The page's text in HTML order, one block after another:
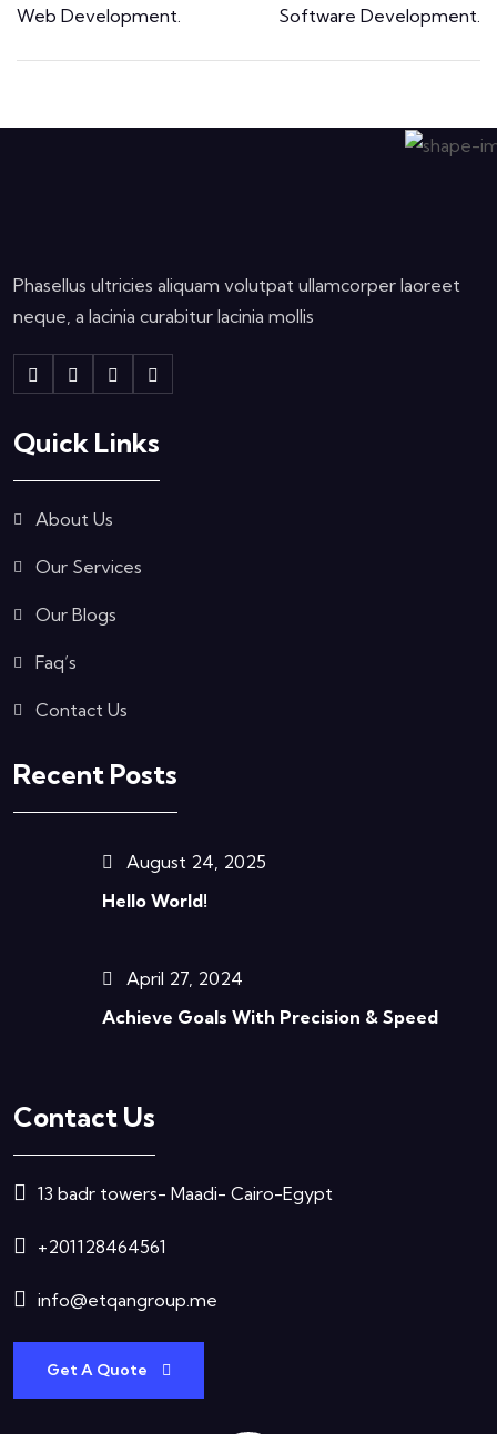
Web Development. Software Development.
Phasellus ultricies aliquam volutpat ullamcorper laoreet
neque, a lacinia curabitur lacinia mollis
Quick Links
About Us
Our Services
Our Blogs
Faq’s
Contact Us
Recent Posts
August 24, 2025
Hello World!
April 27, 2024
Achieve Goals With Precision & Speed
Contact Us
13 badr towers- Maadi- Cairo-Egypt
+201128464561
info@etqangroup.me
Get A Quote